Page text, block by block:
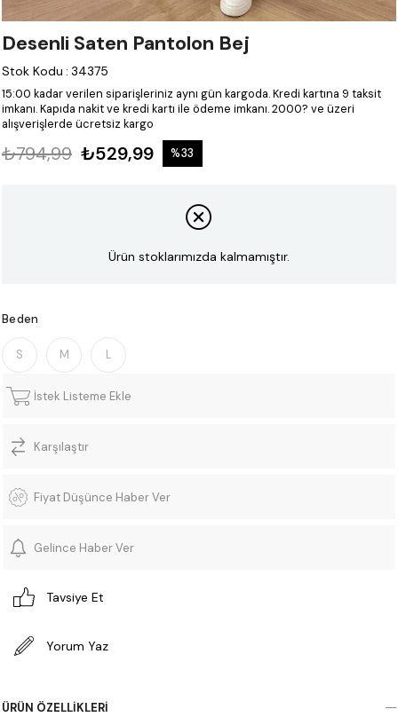
Desenli Saten Pantolon Bej
Stok Kodu : 34375
15:00 kadar verilen siparişleriniz aynı gün kargoda.Kredi kartına 9 taksit
imkanı.Kapıda nakit ve kredi kartı ile ödeme imkanı.2000? ve üzeri
alışverişlerde ücretsiz kargo
₺794,99 ₺529,99 %33
Ürün stoklarımızda kalmamıştır.
Beden
S M L
İstek Listeme Ekle
Karşılaştır
Fiyat Düşünce Haber Ver
Gelince Haber Ver
Tavsiye Et
Yorum Yaz
ÜRÜN ÖZELLIKLERI